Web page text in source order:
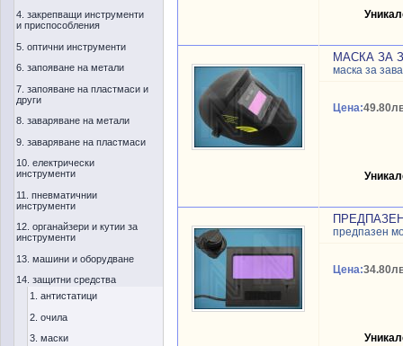
4. закрепващи инструменти
и приспособления
5. оптични инструменти
6. запояване на метали
7. запояване на пластмаси и
други
8. заваряване на метали
9. заваряване на пластмаси
10. електрически
инструменти
11. пневматичнии
инструменти
12. органайзери и кутии за
инструменти
13. машини и оборудване
14. защитни средства
1. антистатици
2. очила
3. маски
МАСКА ЗА
маска за
Цена:
предпазен
Цена: